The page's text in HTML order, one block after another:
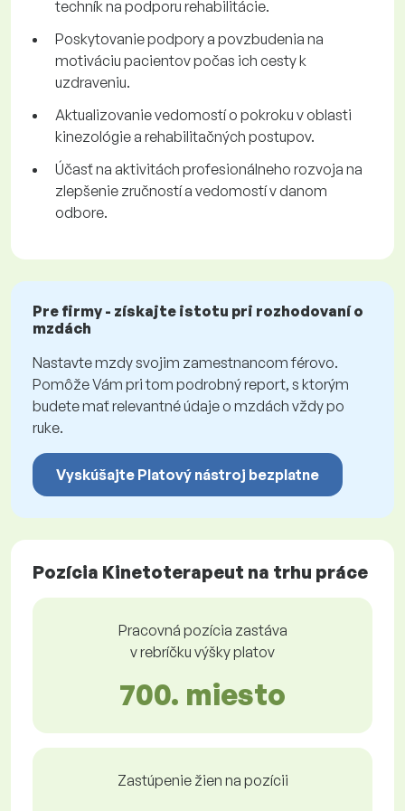
techník na podporu rehabilitácie.
Poskytovanie podpory a povzbudenia na
motiváciu pacientov počas ich cesty k
uzdraveniu.
Aktualizovanie vedomostí o pokroku v oblasti
kinezológie a rehabilitačných postupov.
Účasť na aktivitách profesionálneho rozvoja na
zlepšenie zručností a vedomostí v danom
odbore.
Pre firmy - získajte istotu pri rozhodovaní o
mzdách
Nastavte mzdy svojim zamestnancom férovo.
Pomôže Vám pri tom podrobný report, s ktorým
budete mať relevantné údaje o mzdách vždy po
ruke.
Vyskúšajte Platový nástroj bezplatne
Pozícia Kinetoterapeut na trhu práce
Pracovná pozícia zastáva
v rebríčku výšky platov
700. miesto
Zastúpenie žien na pozícii